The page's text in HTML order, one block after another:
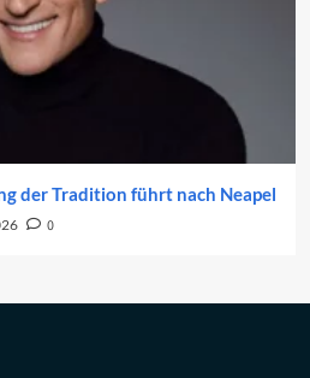
der Tradition führt nach Neapel
0